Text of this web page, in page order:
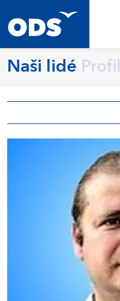
Naši lidé Profil